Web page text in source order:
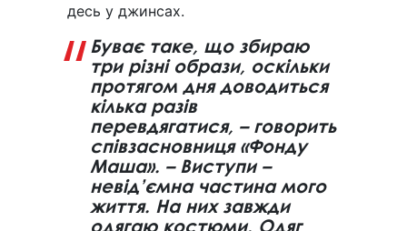
десь у джинсах.
Буває таке, що збираю
три різні образи, оскільки
протягом дня доводиться
кілька разів
перевдягатися, – говорить
співзасновниця «Фонду
Маша». – Виступи –
невід’ємна частина мого
життя. На них завжди
одягаю костюми. Одяг